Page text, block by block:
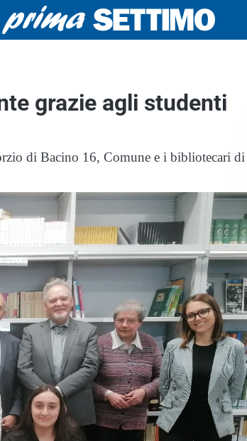
grazie agli studenti
di Bacino 16, Comune e i bibliotecari di